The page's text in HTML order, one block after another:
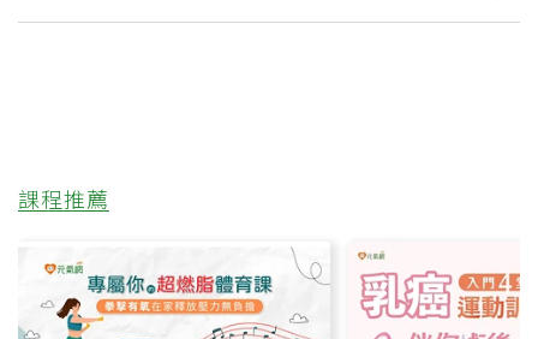
課程推薦